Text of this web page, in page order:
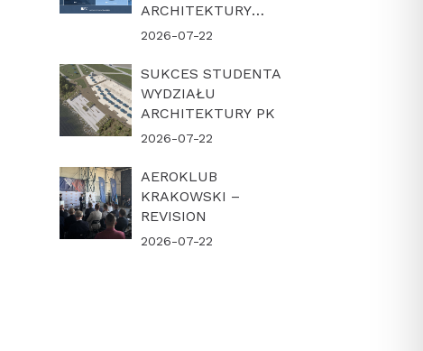
ARCHITEKTURY
POLITECHNIKI
FINALE KONKURSU
„DYPLOM Z
ARCHICADEM 2026”
2026-07-22
SUKCES STUDENTA
WYDZIAŁU
ARCHITEKTURY PK
2026-07-22
AEROKLUB
KRAKOWSKI –
REVISION
2026-07-22